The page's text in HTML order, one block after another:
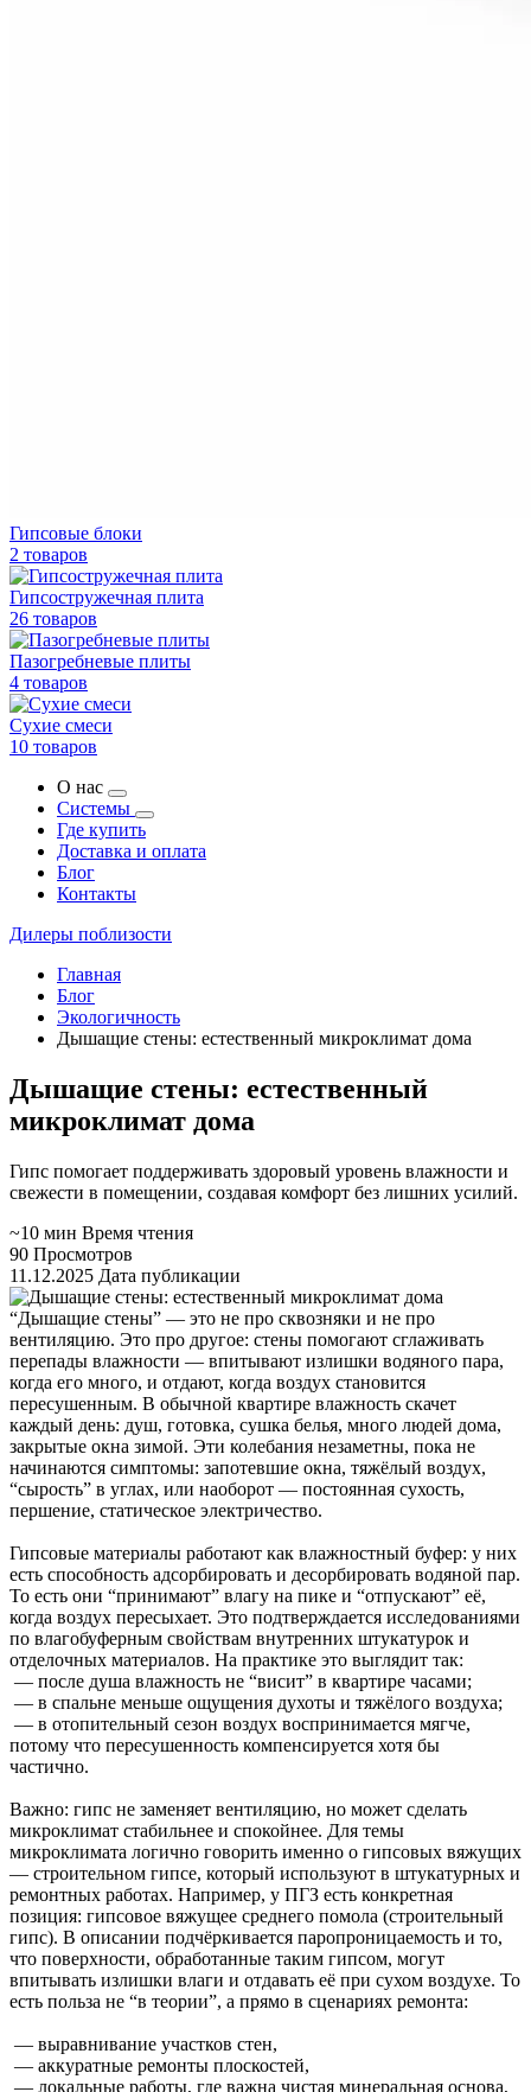
Гипсовые блоки
2 товаров
Гипсостружечная плита
26 товаров
Пазогребневые плиты
4 товаров
Сухие смеси
10 товаров
О нас
Системы
Где купить
Доставка и оплата
Блог
Контакты
Дилеры поблизости
Главная
Блог
Экологичность
Дышащие стены: естественный микроклимат дома
Дышащие стены: естественный
микроклимат дома
Гипс помогает поддерживать здоровый уровень влажности и
свежести в помещении, создавая комфорт без лишних усилий.
~10 мин Время чтения
90 Просмотров
11.12.2025 Дата публикации
“Дышащие стены” — это не про сквозняки и не про
вентиляцию. Это про другое: стены помогают сглаживать
перепады влажности — впитывают излишки водяного пара,
когда его много, и отдают, когда воздух становится
пересушенным. В обычной квартире влажность скачет
каждый день: душ, готовка, сушка белья, много людей дома,
закрытые окна зимой. Эти колебания незаметны, пока не
начинаются симптомы: запотевшие окна, тяжёлый воздух,
“сырость” в углах, или наоборот — постоянная сухость,
першение, статическое электричество.
Гипсовые материалы работают как влажностный буфер: у них
есть способность адсорбировать и десорбировать водяной пар.
То есть они “принимают” влагу на пике и “отпускают” её,
когда воздух пересыхает. Это подтверждается исследованиями
по влагобуферным свойствам внутренних штукатурок и
отделочных материалов. На практике это выглядит так:
— после душа влажность не “висит” в квартире часами;
— в спальне меньше ощущения духоты и тяжёлого воздуха;
— в отопительный сезон воздух воспринимается мягче,
потому что пересушенность компенсируется хотя бы
частично.
Важно: гипс не заменяет вентиляцию, но может сделать
микроклимат стабильнее и спокойнее. Для темы
микроклимата логично говорить именно о гипсовых вяжущих
— строительном гипсе, который используют в штукатурных и
ремонтных работах. Например, у ПГЗ есть конкретная
позиция: гипсовое вяжущее среднего помола (строительный
гипс). В описании подчёркивается паропроницаемость и то,
что поверхности, обработанные таким гипсом, могут
впитывать излишки влаги и отдавать её при сухом воздухе. То
есть польза не “в теории”, а прямо в сценариях ремонта:
— выравнивание участков стен,
— аккуратные ремонты плоскостей,
— локальные работы, где важна чистая минеральная основа,